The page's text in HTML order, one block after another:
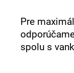
Pre
spolu s